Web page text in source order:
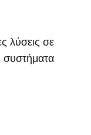
λύσεις σε
συστήματα